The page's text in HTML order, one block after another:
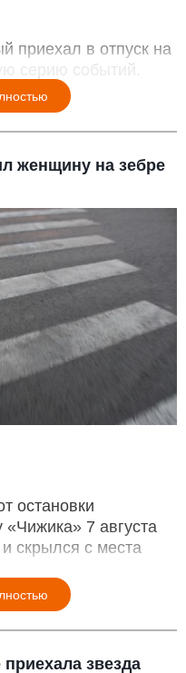
приехал в отпуск на
серию событий.
женщину на зебре
остановки
«Чижика» 7 августа
скрылся с места
звезда